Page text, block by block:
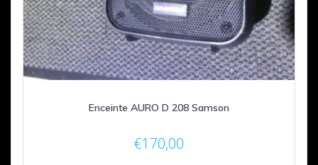
Enceinte AURO D 208 Samson
€170,00